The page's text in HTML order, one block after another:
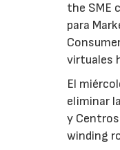
the SME
para
virtuales
El
eliminar
y
winding